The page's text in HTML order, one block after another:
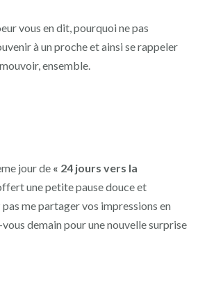
vous en dit, pourquoi ne pas
à un proche et ainsi se rappeler
ensemble.
jour de « 24 jours vers la
une petite pause douce et
me partager vos impressions en
demain pour une nouvelle surprise